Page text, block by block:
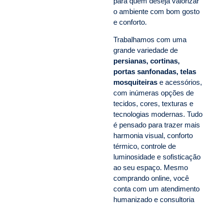
o ambiente com bom gosto
e conforto.
Trabalhamos com uma
grande variedade de
persianas, cortinas,
portas sanfonadas, telas
mosquiteiras e acessórios,
com inúmeras opções de
tecidos, cores, texturas e
tecnologias modernas. Tudo
é pensado para trazer mais
harmonia visual, conforto
térmico, controle de
luminosidade e sofisticação
ao seu espaço. Mesmo
comprando online, você
conta com um atendimento
humanizado e consultoria